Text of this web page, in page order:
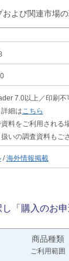
よび関連市場
7.0以上／印刷不
細は こちら
料をご利用される
いの調査資料もご
/海外情報掲載
「購入のお
商品種類
ご利用範囲